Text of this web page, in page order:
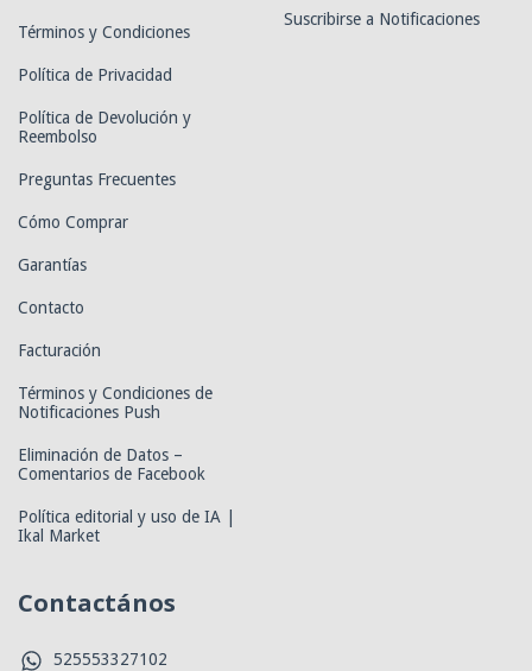
Términos y Condiciones
Política de Privacidad
Política de Devolución y
Reembolso
Preguntas Frecuentes
Cómo Comprar
Garantías
Contacto
Facturación
Términos y Condiciones de
Notificaciones Push
Eliminación de Datos –
Comentarios de Facebook
Política editorial y uso de IA |
Ikal Market
Suscribirse a Notificaciones
Contactános
525553327102